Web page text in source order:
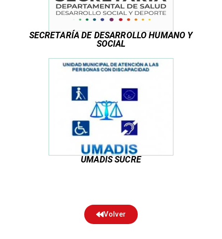
SECRETARÍA DE DESARROLLO HUMANO Y
SOCIAL
UMADIS SUCRE
Volver